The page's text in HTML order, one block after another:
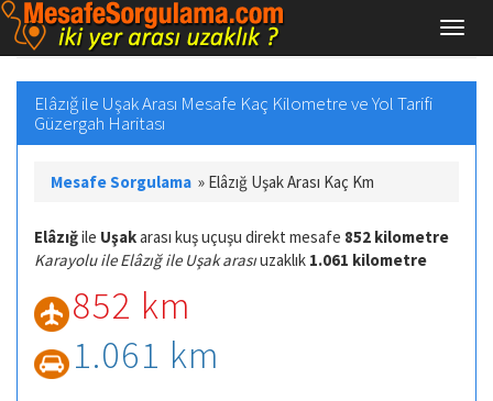
Elâzığ ile Uşak Arası Mesafe Kaç Kilometre ve Yol Tarifi
Güzergah Haritası
Mesafe Sorgulama » Elâzığ Uşak Arası Kaç Km
Elâzığile Uşakarası kuş uçuşu direkt mesafe 852 kilometre
Karayolu ile Elâzığ ile Uşak arasıuzaklık 1.061 kilometre
852 km
1.061 km